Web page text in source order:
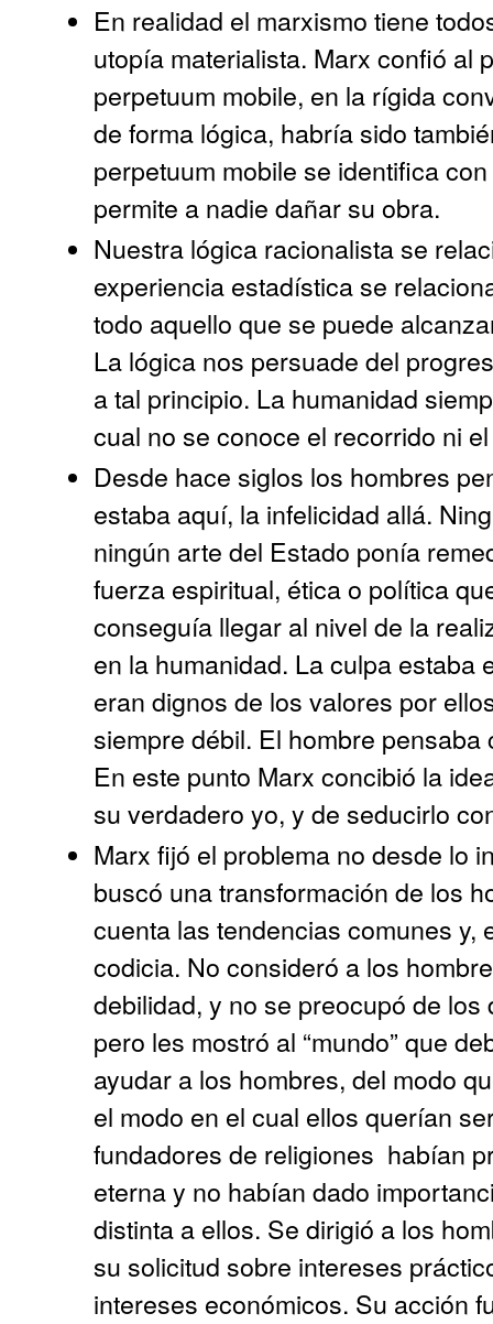
En realidad el marxismo tiene
utopía materialista. Marx confió al
perpetuum mobile, en la rígida
de forma lógica, habría sido
perpetuum mobile se identifica
permite a nadie dañar su obra.
Nuestra lógica racionalista se
experiencia estadística se
todo aquello que se puede
La lógica nos persuade del
a tal principio. La humanidad
cual no se conoce el recorrido ni
Desde hace siglos los hombres
estaba aquí, la infelicidad allá.
ningún arte del Estado ponía
fuerza espiritual, ética o política
conseguía llegar al nivel de la
en la humanidad. La culpa estaba
eran dignos de los valores por
siempre débil. El hombre
En este punto Marx concibió la
su verdadero yo, y de seducirlo
Marx fijó el problema no desde lo
buscó una transformación de los
cuenta las tendencias comunes y,
codicia. No consideró a los
debilidad, y no se preocupó de
pero les mostró al “mundo” que
ayudar a los hombres, del modo
el modo en el cual ellos querían
fundadores de religiones habían
eterna y no habían dado
distinta a ellos. Se dirigió a los
su solicitud sobre intereses
intereses económicos. Su acción